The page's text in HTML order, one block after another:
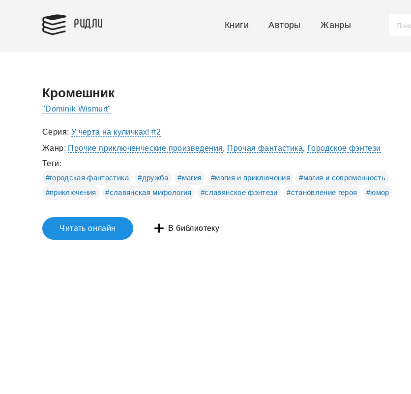
РИДЛИ Книги Авторы Жанры
Кромешник
"Dominik Wismurt"
Серия: У черта на куличках! #2
Жанр: Прочие приключенческие произведения, Прочая фантастика, Городское фэнтези
Теги:
#городская фантастика
#дружба #магия #магия и приключения
#магия и современность
#приключения
#славянская мифология #славянское фэнтези #становление героя #юмор
Читать онлайн В библиотеку